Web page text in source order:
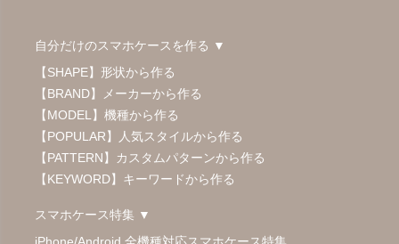
自分だけのスマホケースを作る ▼
【SHAPE】形状から作る
【BRAND】メーカーから作る
【MODEL】機種から作る
【POPULAR】人気スタイルから作る
【PATTERN】カスタムパターンから作る
【KEYWORD】キーワードから作る
スマホケース特集 ▼